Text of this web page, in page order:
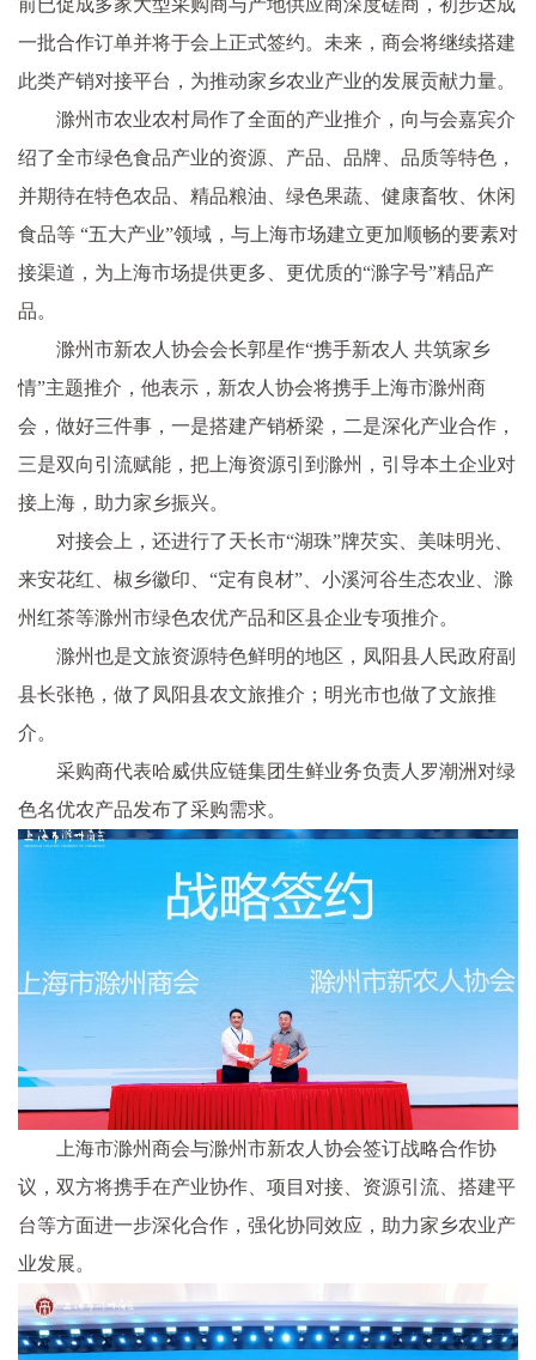
前已促成多家大型采购商与产地供应商深度磋商，初步达成
一批合作订单并将于会上正式签约。未来，商会将继续搭建
此类产销对接平台，为推动家乡农业产业的发展贡献力量。
滁州市农业农村局作了全面的产业推介，向与会嘉宾介
绍了全市绿色食品产业的资源、产品、品牌、品质等特色，
并期待在特色农品、精品粮油、绿色果蔬、健康畜牧、休闲
食品等 “五大产业”领域，与上海市场建立更加顺畅的要素对
接渠道，为上海市场提供更多、更优质的“滁字号”精品产
品。
滁州市新农人协会会长郭星作“携手新农人 共筑家乡
情”主题推介，他表示，新农人协会将携手上海市滁州商
会，做好三件事，一是搭建产销桥梁，二是深化产业合作，
三是双向引流赋能，把上海资源引到滁州，引导本土企业对
接上海，助力家乡振兴。
对接会上，还进行了天长市“湖珠”牌芡实、美味明光、
来安花红、椒乡徽印、“定有良材”、小溪河谷生态农业、滁
州红茶等滁州市绿色农优产品和区县企业专项推介。
滁州也是文旅资源特色鲜明的地区，凤阳县人民政府副
县长张艳，做了凤阳县农文旅推介；明光市也做了文旅推
介。
采购商代表哈威供应链集团生鲜业务负责人罗潮洲对绿
色名优农产品发布了采购需求。
上海市滁州商会与滁州市新农人协会签订战略合作协
议，双方将携手在产业协作、项目对接、资源引流、搭建平
台等方面进一步深化合作，强化协同效应，助力家乡农业产
业发展。